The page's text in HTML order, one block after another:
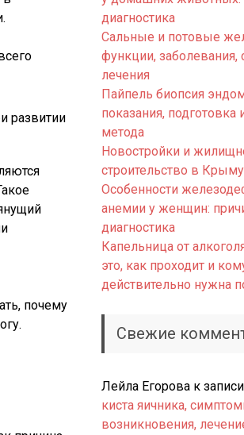
почему
диагностика
Сальные и потовые
функции, заболевания,
лечения
Пайпель биопсия
показания,
метода
Новостройки и
строительство в Крыму
Особенности
анемии у женщин:
диагностика
Капельница от
это, как проходит и
действительно нужна
Свежие
Лейла Егорова к записи
киста яичника,
возникновения,